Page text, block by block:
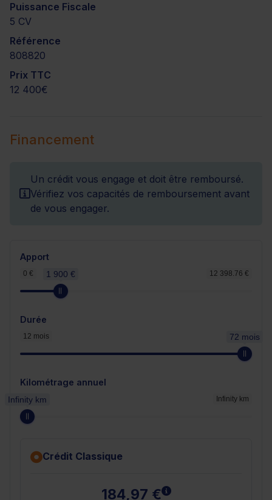
Puissance Fiscale
5 CV
Référence
808820
Prix TTC
12 400€
Financement
Un crédit vous engage et doit être remboursé.
Vérifiez vos capacités de remboursement avant
de vous engager.
Apport
0 € 12 398.76 €
1 900 €
Durée
12 mois 72 mois
Kilométrage annuel
Infinity km
Infinity km
Crédit Classique
184,97 € En savoir plus